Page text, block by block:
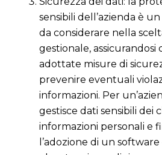
sensibili dell’azienda è
da considerare nella
gestionale, assicurandosi
adottate misure di
prevenire eventuali
informazioni. Per
gestisce dati sensibili dei
informazioni personali e
l’adozione di un